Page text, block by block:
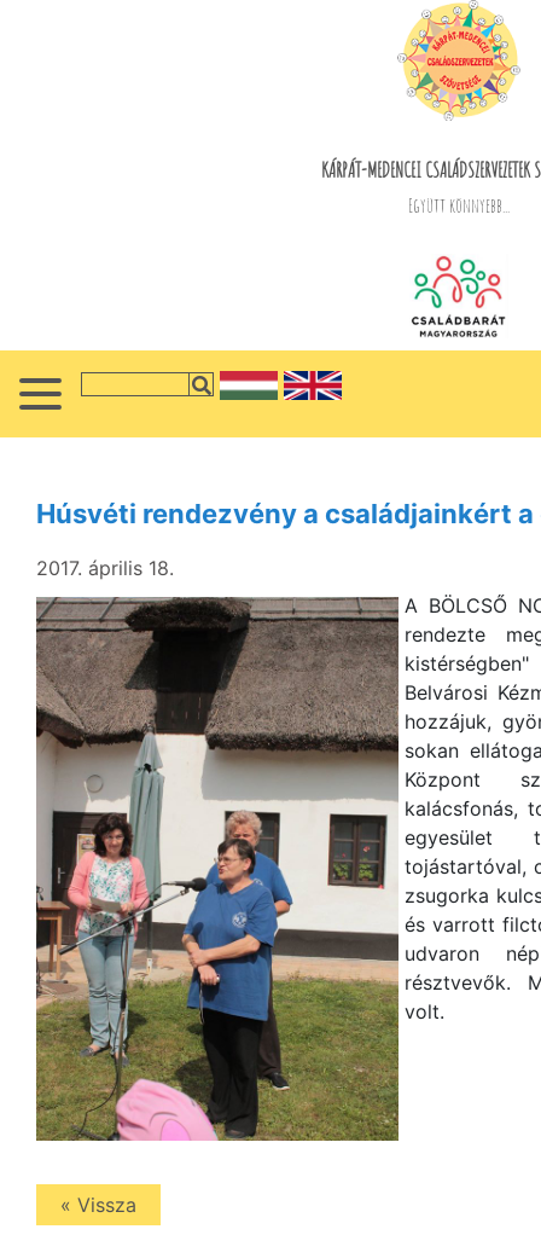
KÁRPÁT-MEDENCEI CSALÁDSZERVEZETEK
Együtt könnyebb...
Húsvéti rendezvény a családjainkért
2017. április 18.
A BÖLCSŐ
rendezte
Belvárosi
hozzájuk,
sokan
Központ
kalácsfonás,
egyesület
tojástartóval,
zsugorka
és varrott
udvaron
résztvevők.
volt.
« Vissza